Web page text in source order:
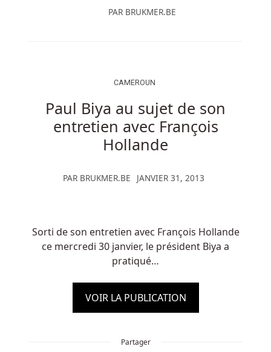
PAR BRUKMER.BE
CAMEROUN
Paul Biya au sujet de son
entretien avec François
Hollande
PAR BRUKMER.BE JANVIER 31, 2013
Sorti de son entretien avec François Hollande
ce mercredi 30 janvier, le président Biya a
pratiqué…
VOIR LA PUBLICATION
Partager